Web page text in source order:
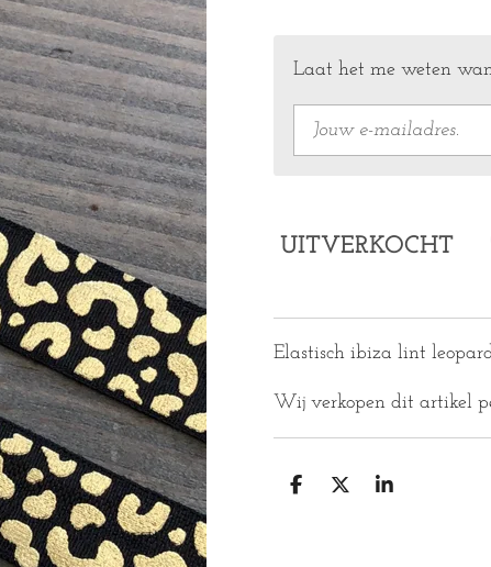
Laat het me weten
UITVERKOCHT
Elastisch ibiza lint
Wij verkopen dit artikel
D
D
S